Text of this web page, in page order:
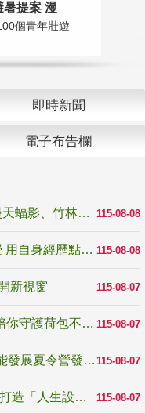
提案 漫
個青年壯遊
即時新聞
電子布告欄
115-08-08
青年壯遊點精選夏夜限定避暑提案 漫天蝠影、竹林尋蛙、茶香夜觀 邀青年暮色出發
115-08-08
教育家人物典範 發明大王林永禎教授 用自身經歷點亮學生的路
115-08-07
115-08-07
反詐騙宣導_防詐有道，霹靂布袋戲陪你守護荷包不受騙
115-08-07
跨越限制，探索潛能！115年多元潛能發展夏令營發掘生命無限可能
115-08-07
高齡不是終點而是夢想起點！教育部打造「人生設計夢工場」 參展第3屆高齡健康產業博覽會